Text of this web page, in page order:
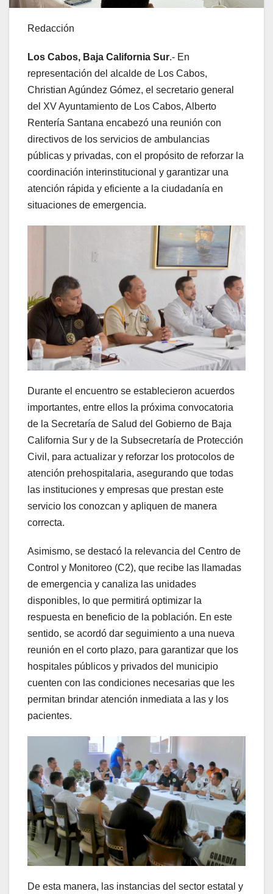
Redacción
Los Cabos, Baja California Sur.- En
representación del alcalde de Los Cabos,
Christian Agúndez Gómez, el secretario general
del XV Ayuntamiento de Los Cabos, Alberto
Rentería Santana encabezó una reunión con
directivos de los servicios de ambulancias
públicas y privadas, con el propósito de reforzar la
coordinación interinstitucional y garantizar una
atención rápida y eficiente a la ciudadanía en
situaciones de emergencia.
Durante el encuentro se establecieron acuerdos
importantes, entre ellos la próxima convocatoria
de la Secretaría de Salud del Gobierno de Baja
California Sur y de la Subsecretaría de Protección
Civil, para actualizar y reforzar los protocolos de
atención prehospitalaria, asegurando que todas
las instituciones y empresas que prestan este
servicio los conozcan y apliquen de manera
correcta.
Asimismo, se destacó la relevancia del Centro de
Control y Monitoreo (C2), que recibe las llamadas
de emergencia y canaliza las unidades
disponibles, lo que permitirá optimizar la
respuesta en beneficio de la población. En este
sentido, se acordó dar seguimiento a una nueva
reunión en el corto plazo, para garantizar que los
hospitales públicos y privados del municipio
cuenten con las condiciones necesarias que les
permitan brindar atención inmediata a las y los
pacientes.
De esta manera, las instancias del sector estatal y